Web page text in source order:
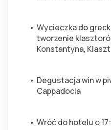
Wycieczka do
tworzenie
Konstantyna,
Degustacja win w
Cappadocia
Wróć do hotelu o